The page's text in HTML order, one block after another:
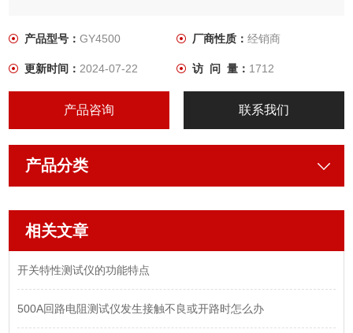
产品型号：GY4500 厂商性质： 经销商
更新时间：2024-07-22 访 问 量： 1712
产品咨询 联系我们
产品分类
相关文章
开关特性测试仪的功能特点
500A回路电阻测试仪发生接触不良或开路时怎么办